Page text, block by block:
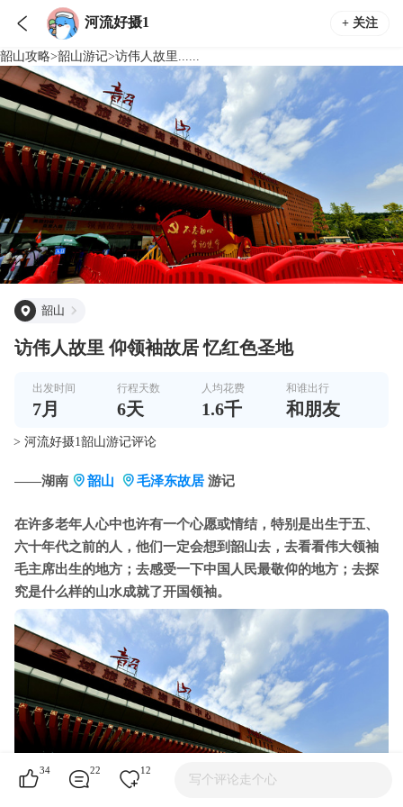
 河流好摄1 + 关注
韶山攻略>韶山游记>访伟人故里......
韶山
访伟人故里 仰领袖故居 忆红色圣地
出发时间
7月
行程天数
6天
人均花费
1.6千
和谁出行
和朋友
> 河流好摄1韶山游记评论
——湖南 韶山 毛泽东故居 游记
在许多老年人心中也许有一个心愿或情结，特别是出生于五、
六十年代之前的人，他们一定会想到韶山去，去看看伟大领袖
毛主席出生的地方；去感受一下中国人民最敬仰的地方；去探
究是什么样的山水成就了开国领袖。
34 22 12
写个评论走个心